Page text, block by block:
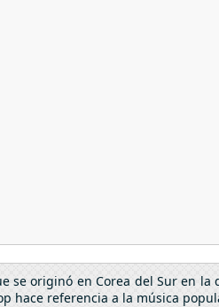
se originó en Corea del Sur en
hace referencia a la música